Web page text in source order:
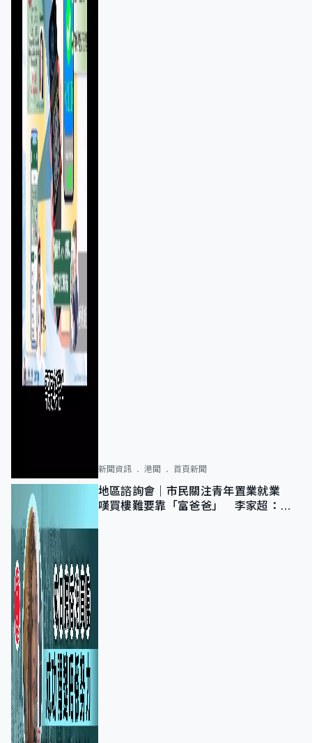
新聞資訊 港聞 首頁新聞
地區諮詢會｜市民關注青年置業就業
嘆買樓難要靠「富爸爸」 李家超：北